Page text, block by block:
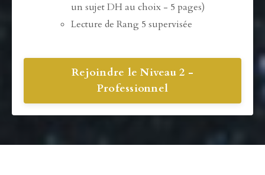
un sujet DH au choix - 5 pages)
Lecture de Rang 5 supervisée
Rejoindre le Niveau 2 -
Professionnel